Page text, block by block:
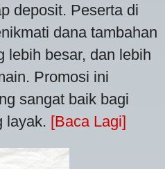
deposit. Peserta di
dana tambahan
lebih besar, dan lebih
Promosi ini
sangat baik bagi
layak. [Baca Lagi]